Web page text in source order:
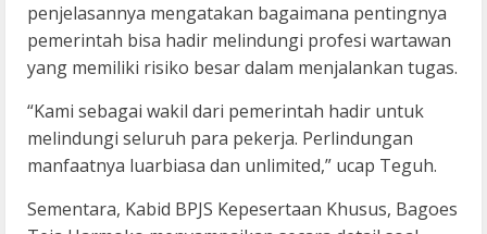
penjelasannya mengatakan bagaimana pentingnya
pemerintah bisa hadir melindungi profesi wartawan
yang memiliki risiko besar dalam menjalankan tugas.
“Kami sebagai wakil dari pemerintah hadir untuk
melindungi seluruh para pekerja. Perlindungan
manfaatnya luarbiasa dan unlimited,” ucap Teguh.
Sementara, Kabid BPJS Kepesertaan Khusus, Bagoes